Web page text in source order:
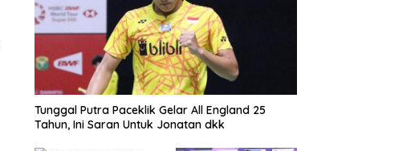
Tunggal Putra Paceklik Gelar All England 25
Tahun, Ini Saran Untuk Jonatan dkk